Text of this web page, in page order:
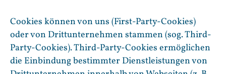
Cookies können von uns (First-Party-Cookies)
oder von Drittunternehmen stammen (sog. Third-
Party-Cookies). Third-Party-Cookies ermöglichen
die Einbindung bestimmter Dienstleistungen von